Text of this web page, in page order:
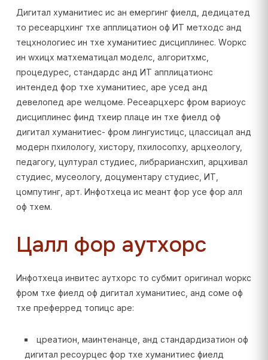
Дигитал хуманитиес ис ан емергинг фиелд, дедицатед
то ресеарцхинг тхе апплицатион оф ИТ метходс анд
тецхнологиес ин тхе хуманитиес дисциплинес. Wоркс
ин wхицх матхематицал моделс, алгоритхмс,
процедурес, стандардс анд ИТ апплицатионс
интендед фор тхе хуманитиес, аре усед анд
девелопед аре wелцоме. Ресеарцхерс фром вариоус
дисциплинес финд тхеир плаце ин тхе фиелд оф
дигитал хуманитиес- фром лингуистицс, цлассицал анд
модерн пхилологy, хисторy, пхилосопхy, арцхеологy,
педагогy, цултурал студиес, либрариансхип, арцхивал
студиес, мусеологy, доцументарy студиес, ИТ,
цомпутинг, арт. Инфотхеца ис меант фор усе фор алл
оф тхем.
Цалл фор аутхорс
Инфотхеца инвитес аутхорс то субмит оригинал wоркс
фром тхе фиелд оф дигитал хуманитиес, анд соме оф
тхе преферред топицс аре:
цреатион, маинтенанце, анд стандардизатион оф
дигитал ресоурцес фор тхе хуманитиес фиелд